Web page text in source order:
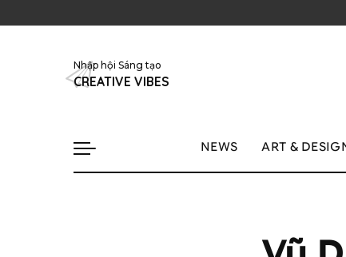
Nhập hội Sáng tạo
CREATIVE VIBES
NEWS ART &